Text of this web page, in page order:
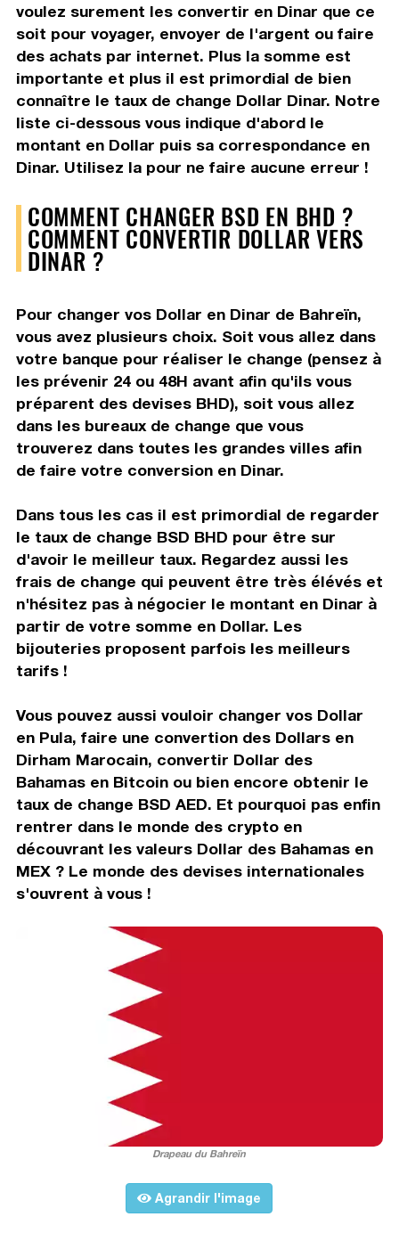
voulez surement les convertir en Dinar que ce
soit pour voyager, envoyer de l'argent ou faire
des achats par internet. Plus la somme est
importante et plus il est primordial de bien
connaître le taux de change Dollar Dinar. Notre
liste ci-dessous vous indique d'abord le
montant en Dollar puis sa correspondance en
Dinar. Utilisez la pour ne faire aucune erreur !
COMMENT CHANGER BSD EN BHD ?
COMMENT CONVERTIR DOLLAR VERS
DINAR ?
Pour changer vos Dollar en Dinar de Bahreïn,
vous avez plusieurs choix. Soit vous allez dans
votre banque pour réaliser le change (pensez à
les prévenir 24 ou 48H avant afin qu'ils vous
préparent des devises BHD), soit vous allez
dans les bureaux de change que vous
trouverez dans toutes les grandes villes afin
de faire votre conversion en Dinar.
Dans tous les cas il est primordial de regarder
le taux de change BSD BHD pour être sur
d'avoir le meilleur taux. Regardez aussi les
frais de change qui peuvent être très élévés et
n'hésitez pas à négocier le montant en Dinar à
partir de votre somme en Dollar. Les
bijouteries proposent parfois les meilleurs
tarifs !
Vous pouvez aussi vouloir changer vos Dollar
en Pula, faire une convertion des Dollars en
Dirham Marocain, convertir Dollar des
Bahamas en Bitcoin ou bien encore obtenir le
taux de change BSD AED. Et pourquoi pas enfin
rentrer dans le monde des crypto en
découvrant les valeurs Dollar des Bahamas en
MEX ? Le monde des devises internationales
s'ouvrent à vous !
Drapeau du Bahreïn
Agrandir l'image